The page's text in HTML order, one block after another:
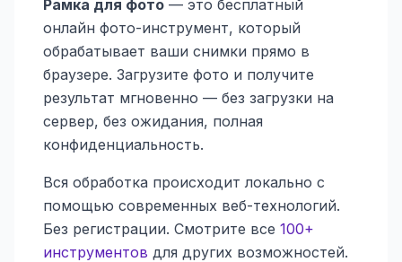
Рамка для фото — это бесплатный
онлайн фото-инструмент, который
обрабатывает ваши снимки прямо в
браузере. Загрузите фото и получите
результат мгновенно — без загрузки на
сервер, без ожидания, полная
конфиденциальность.
Вся обработка происходит локально с
помощью современных веб-технологий.
Без регистрации. Смотрите все 100+
инструментов для других возможностей.